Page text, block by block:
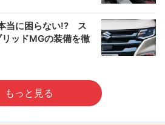
当に困らない!? ス
ッドMGの装備を徹
もっと見る